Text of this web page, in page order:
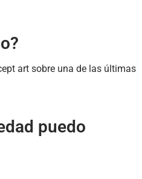
art sobre una de las últimas
puedo